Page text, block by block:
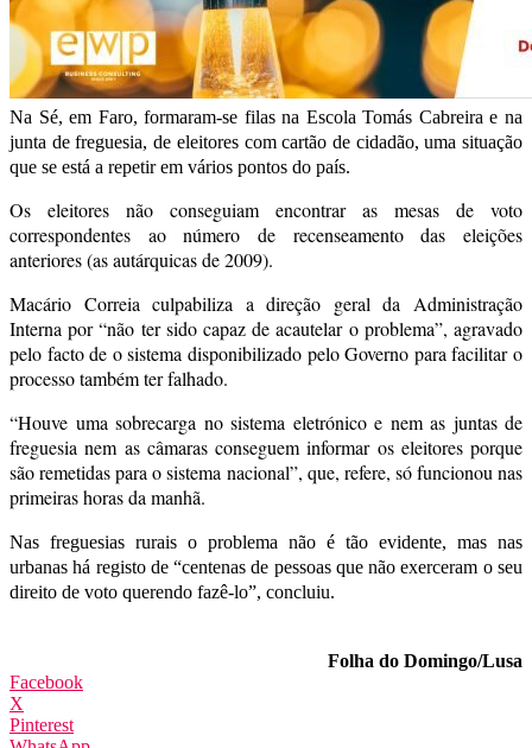
Na Sé, em Faro, formaram-se filas na Escola Tomás Cabreira e na
junta de freguesia, de eleitores com cartão de cidadão, uma situação
que se está a repetir em vários pontos do país.
Os eleitores não conseguiam encontrar as mesas de voto
correspondentes ao número de recenseamento das eleições
anteriores (as autárquicas de 2009).
Macário Correia culpabiliza a direção geral da Administração
Interna por “não ter sido capaz de acautelar o problema”, agravado
pelo facto de o sistema disponibilizado pelo Governo para facilitar o
processo também ter falhado.
“Houve uma sobrecarga no sistema eletrónico e nem as juntas de
freguesia nem as câmaras conseguem informar os eleitores porque
são remetidas para o sistema nacional”, que, refere, só funcionou nas
primeiras horas da manhã.
Nas freguesias rurais o problema não é tão evidente, mas nas
urbanas há registo de “centenas de pessoas que não exerceram o seu
direito de voto querendo fazê-lo”, concluiu.
Folha do Domingo/Lusa
Facebook
X
Pinterest